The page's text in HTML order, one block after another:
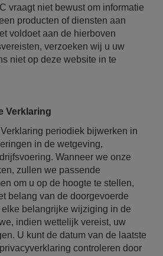
vraagt niet bewust om informatie
producten of diensten aan
voldoet aan de hierboven
verzoeken wij u uw
niet op deze website in te
Verklaring
periodiek bijwerken in
in de wetgeving,
Wanneer we onze
zullen we passende
om u op de hoogte te stellen,
belang van de doorgevoerde
belangrijke wijziging in de
indien wettelijk vereist, uw
U kunt de datum van de laatste
controleren door